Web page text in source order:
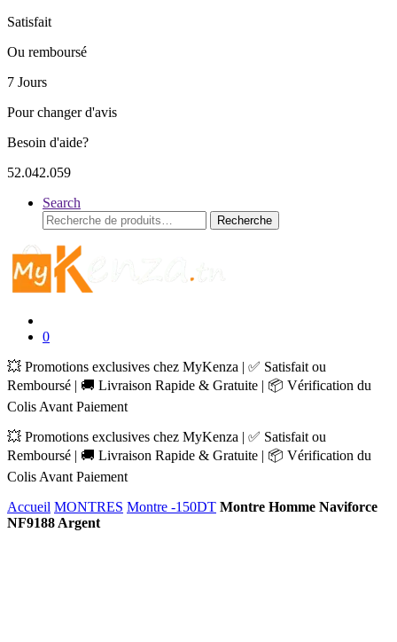
Satisfait
Ou remboursé
7 Jours
Pour changer d'avis
Besoin d'aide?
52.042.059
Search
Recherche
pour :
Recherche
0
💥 Promotions exclusives chez MyKenza | ✅ Satisfait ou
Remboursé | 🚚 Livraison Rapide & Gratuite | 📦 Vérification du
Colis Avant Paiement
💥 Promotions exclusives chez MyKenza | ✅ Satisfait ou
Remboursé | 🚚 Livraison Rapide & Gratuite | 📦 Vérification du
Colis Avant Paiement
Accueil MONTRES Montre -150DT Montre Homme Naviforce
NF9188 Argent